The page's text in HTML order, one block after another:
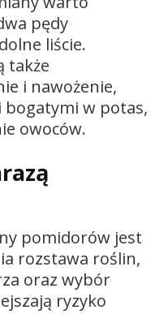
pędy
liście.
także
i nawożenie,
w potas,
owoców.
pomidorów jest
rozstawa roślin,
oraz wybór
ryzyko